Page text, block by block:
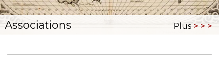
Associations Plus